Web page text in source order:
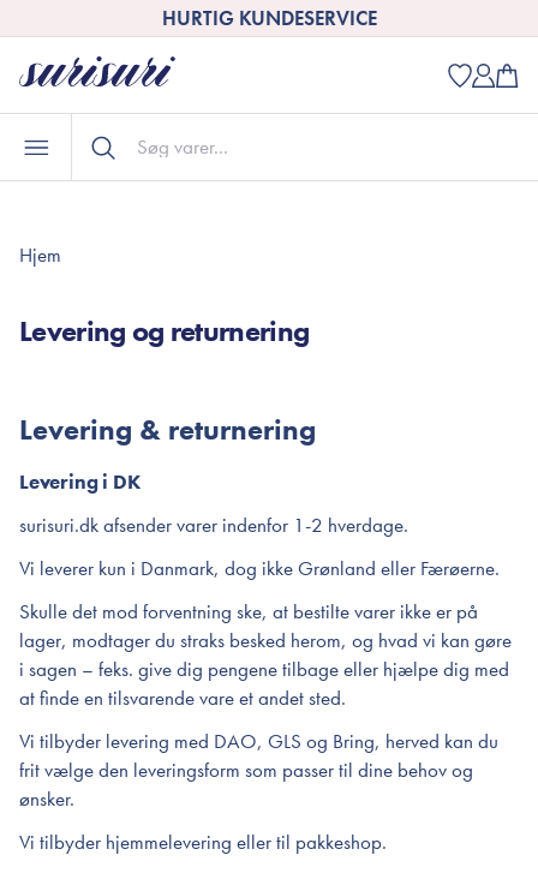
HURTIG KUNDESERVICE
Hjem
Levering og returnering
Levering & returnering
Levering i DK
surisuri.dk afsender varer indenfor 1-2 hverdage.
Vi leverer kun i Danmark, dog ikke Grønland eller Færøerne.
Skulle det mod forventning ske, at bestilte varer ikke er på
lager, modtager du straks besked herom, og hvad vi kan gøre
i sagen – feks. give dig pengene tilbage eller hjælpe dig med
at finde en tilsvarende vare et andet sted.
Vi tilbyder levering med DAO, GLS og Bring, herved kan du
frit vælge den leveringsform som passer til dine behov og
ønsker.
Vi tilbyder hjemmelevering eller til pakkeshop.